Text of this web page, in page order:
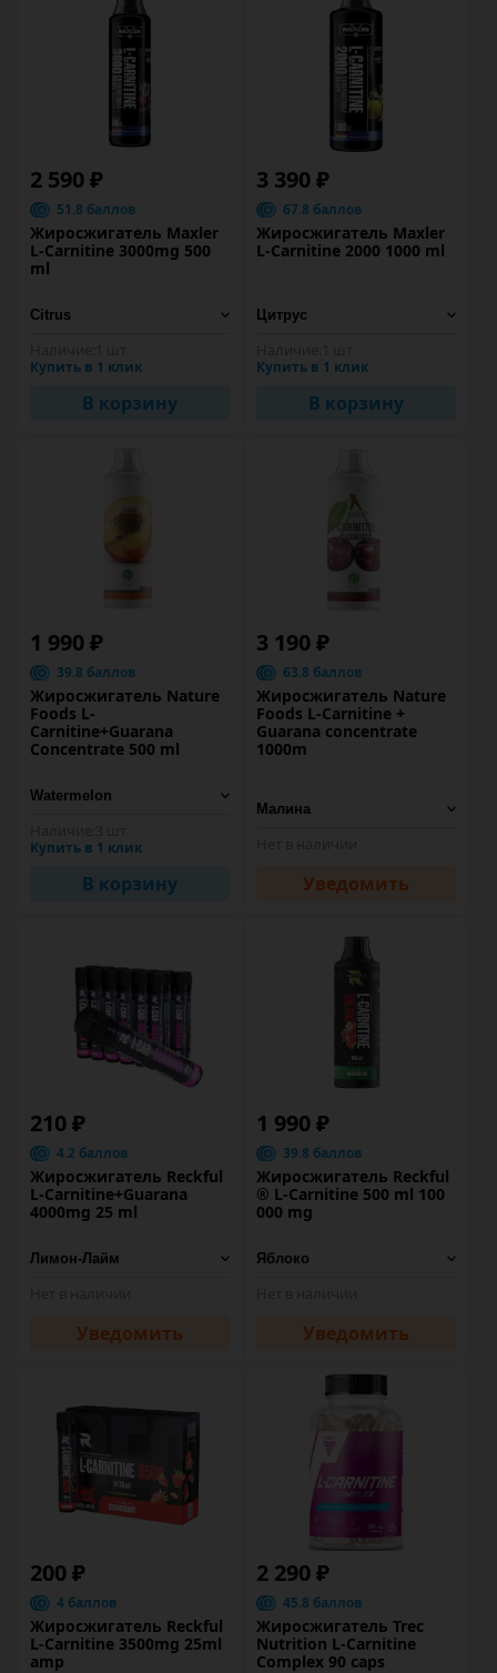
2 590 ₽
51.8 баллов
Жиросжигатель Maxler
L-Carnitine 3000mg 500
ml
Купить в 1 клик
В корзину
3 390 ₽
67.8 баллов
Жиросжигатель Maxler
L-Carnitine 2000 1000 ml
Купить в 1 клик
В корзину
1 990 ₽
39.8 баллов
Жиросжигатель Nature
Foods L-
Carnitine+Guarana
Concentrate 500 ml
Купить в 1 клик
В корзину
3 190 ₽
63.8 баллов
Жиросжигатель Nature
Foods L-Carnitine +
Guarana concentrate
1000m
Уведомить
210 ₽
4.2 баллов
Жиросжигатель Reckful
L-Carnitine+Guarana
4000mg 25 ml
Уведомить
1 990 ₽
39.8 баллов
Жиросжигатель Reckful
® L-Carnitine 500 ml 100
000 mg
Уведомить
200 ₽
4 баллов
Жиросжигатель Reckful
L-Carnitine 3500mg 25ml
amp
2 290 ₽
45.8 баллов
Жиросжигатель Trec
Nutrition L-Carnitine
Complex 90 caps